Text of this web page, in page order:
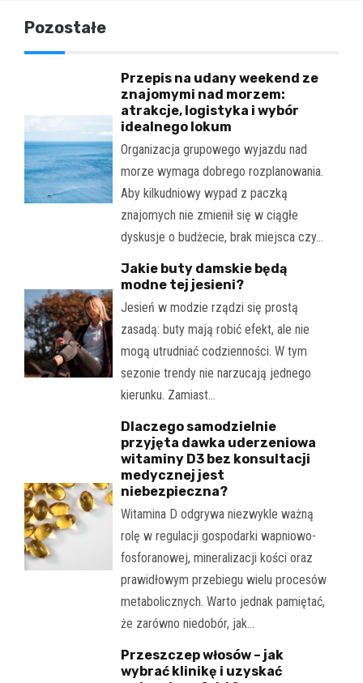
Pozostałe
Przepis na udany weekend ze
znajomymi nad morzem:
atrakcje, logistyka i wybór
idealnego lokum
Organizacja grupowego wyjazdu nad
morze wymaga dobrego rozplanowania.
Aby kilkudniowy wypad z paczką
znajomych nie zmienił się w ciągłe
dyskusje o budżecie, brak miejsca czy…
Jakie buty damskie będą
modne tej jesieni?
Jesień w modzie rządzi się prostą
zasadą: buty mają robić efekt, ale nie
mogą utrudniać codzienności. W tym
sezonie trendy nie narzucają jednego
kierunku. Zamiast…
Dlaczego samodzielnie
przyjęta dawka uderzeniowa
witaminy D3 bez konsultacji
medycznej jest
niebezpieczna?
Witamina D odgrywa niezwykle ważną
rolę w regulacji gospodarki wapniowo-
fosforanowej, mineralizacji kości oraz
prawidłowym przebiegu wielu procesów
metabolicznych. Warto jednak pamiętać,
że zarówno niedobór, jak…
Przeszczep włosów – jak
wybrać klinikę i uzyskać